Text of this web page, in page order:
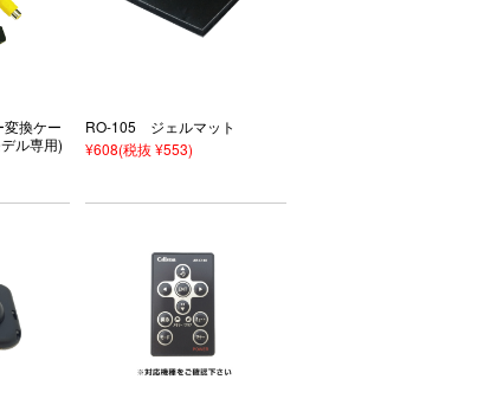
換ケー
ル専用)
RO-105 ジェルマット
¥608(税抜 ¥553)